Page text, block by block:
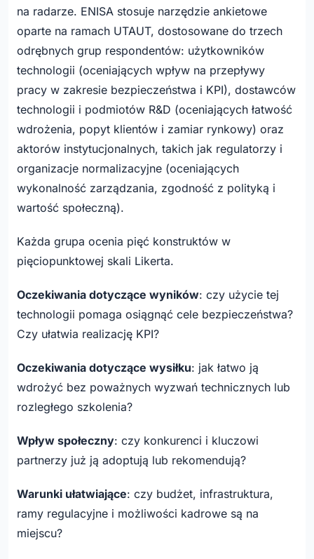
na radarze. ENISA stosuje narzędzie ankietowe
oparte na ramach UTAUT, dostosowane do trzech
odrębnych grup respondentów: użytkowników
technologii (oceniających wpływ na przepływy
pracy w zakresie bezpieczeństwa i KPI), dostawców
technologii i podmiotów R&D (oceniających łatwość
wdrożenia, popyt klientów i zamiar rynkowy) oraz
aktorów instytucjonalnych, takich jak regulatorzy i
organizacje normalizacyjne (oceniających
wykonalność zarządzania, zgodność z polityką i
wartość społeczną).
Każda grupa ocenia pięć konstruktów w
pięciopunktowej skali Likerta.
Oczekiwania dotyczące wyników: czy użycie tej
technologii pomaga osiągnąć cele bezpieczeństwa?
Czy ułatwia realizację KPI?
Oczekiwania dotyczące wysiłku: jak łatwo ją
wdrożyć bez poważnych wyzwań technicznych lub
rozległego szkolenia?
Wpływ społeczny: czy konkurenci i kluczowi
partnerzy już ją adoptują lub rekomendują?
Warunki ułatwiające: czy budżet, infrastruktura,
ramy regulacyjne i możliwości kadrowe są na
miejscu?